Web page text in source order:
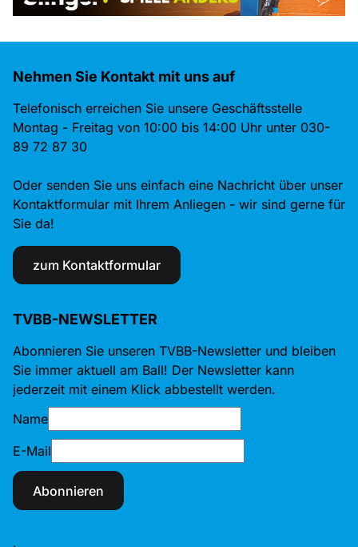
Nehmen Sie Kontakt mit uns auf
Telefonisch erreichen Sie unsere Geschäftsstelle
Montag - Freitag von 10:00 bis 14:00 Uhr unter 030-
89 72 87 30
Oder senden Sie uns einfach eine Nachricht über unser
Kontaktformular mit Ihrem Anliegen - wir sind gerne für
Sie da!
zum Kontaktformular
TVBB-NEWSLETTER
Abonnieren Sie unseren TVBB-Newsletter und bleiben
Sie immer aktuell am Ball! Der Newsletter kann
jederzeit mit einem Klick abbestellt werden.
Name
E-Mail
Abonnieren